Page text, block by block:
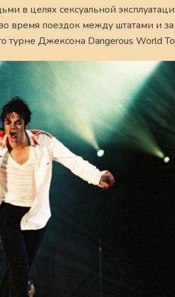
в целях сексуальной
время поездок между штатами и
турне Джексона Dangerous World